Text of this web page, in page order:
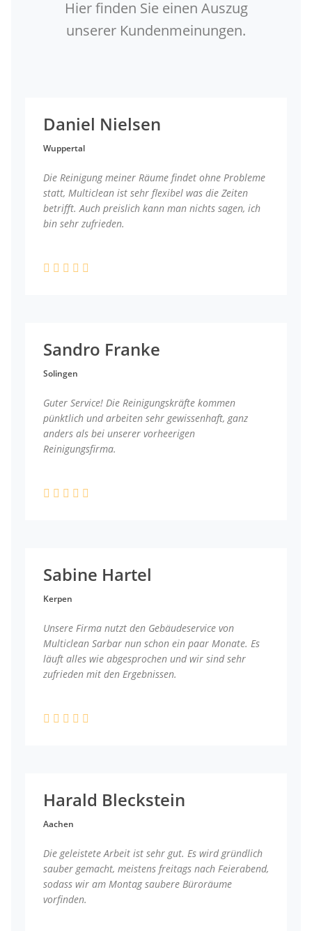
Hier finden Sie einen Auszug
unserer Kundenmeinungen.
Daniel Nielsen
Wuppertal
Die Reinigung meiner Räume findet ohne Probleme
statt, Multiclean ist sehr flexibel was die Zeiten
betrifft. Auch preislich kann man nichts sagen, ich
bin sehr zufrieden.
Sandro Franke
Solingen
Guter Service! Die Reinigungskräfte kommen
pünktlich und arbeiten sehr gewissenhaft, ganz
anders als bei unserer vorheerigen
Reinigungsfirma.
Sabine Hartel
Kerpen
Unsere Firma nutzt den Gebäudeservice von
Multiclean Sarbar nun schon ein paar Monate. Es
läuft alles wie abgesprochen und wir sind sehr
zufrieden mit den Ergebnissen.
Harald Bleckstein
Aachen
Die geleistete Arbeit ist sehr gut. Es wird gründlich
sauber gemacht, meistens freitags nach Feierabend,
sodass wir am Montag saubere Büroräume
vorfinden.